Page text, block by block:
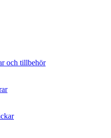
och tillbehör